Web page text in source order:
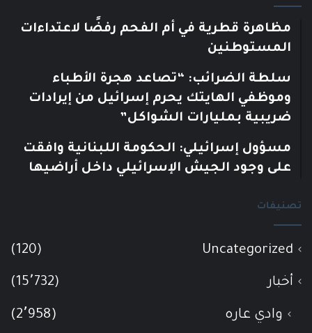
مظاهرة قطرية في أم الفحم رفضًا لاعتداءات
المستوطنين
سلطة الضرائب: “تصاعد هجرة الأطباء
وموظفي الهايتك يحرم إسرائيل من إيرادات
ضريبية بمليارات الشواكل”
مسؤول إسرائيلي: الحكومة اللبنانية وافقت
على وجود الجيش الإسرائيلي داخل أراضيها
تصنيفات
Uncategorized
(120)
أخبار (15٬732)
وادي عاره (2٬958)